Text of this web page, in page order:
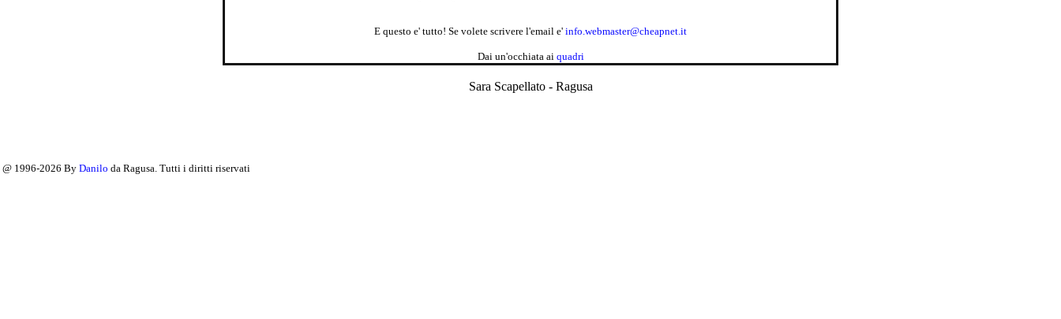
E questo e' tutto! Se volete scrivere l'email e' info.webmaster@cheapnet.it
Dai un'occhiata ai quadri
Sara Scapellato - Ragusa
@ 1996-2026 By Danilo da Ragusa. Tutti i diritti riservati